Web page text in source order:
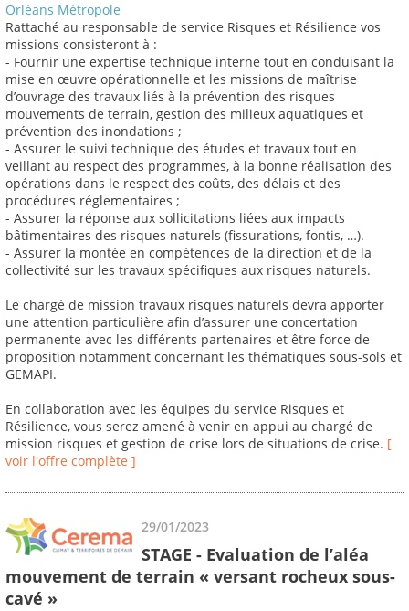
Orléans Métropole
Rattaché au responsable de service Risques et Résilience vos
missions consisteront à :
- Fournir une expertise technique interne tout en conduisant la
mise en œuvre opérationnelle et les missions de maîtrise
d’ouvrage des travaux liés à la prévention des risques
mouvements de terrain, gestion des milieux aquatiques et
prévention des inondations ;
- Assurer le suivi technique des études et travaux tout en
veillant au respect des programmes, à la bonne réalisation des
opérations dans le respect des coûts, des délais et des
procédures réglementaires ;
- Assurer la réponse aux sollicitations liées aux impacts
bâtimentaires des risques naturels (fissurations, fontis, …).
- Assurer la montée en compétences de la direction et de la
collectivité sur les travaux spécifiques aux risques naturels.
Le chargé de mission travaux risques naturels devra apporter
une attention particulière afin d’assurer une concertation
permanente avec les différents partenaires et être force de
proposition notamment concernant les thématiques sous-sols et
GEMAPI.
En collaboration avec les équipes du service Risques et
Résilience, vous serez amené à venir en appui au chargé de
mission risques et gestion de crise lors de situations de crise. [
voir l'offre complète ]
29/01/2023
STAGE - Evaluation de l’aléa
mouvement de terrain « versant rocheux sous-
cavé »